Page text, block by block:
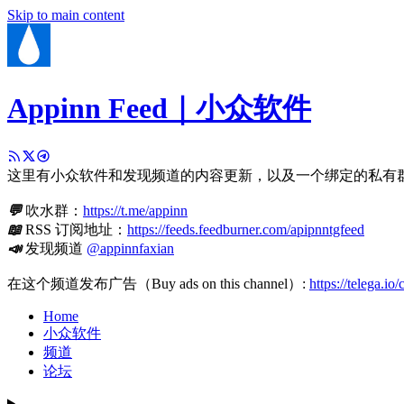
Skip to main content
Appinn Feed｜小众软件
这里有小众软件和发现频道的内容更新，以及一个绑定的私有
💬吹水群： https://t.me/appinn
📖RSS 订阅地址： https://feeds.feedburner.com/apipnntgfeed
📣发现频道 @appinnfaxian
在这个频道发布广告（Buy ads on this channel）: https://telega.io/
Home
小众软件
频道
论坛